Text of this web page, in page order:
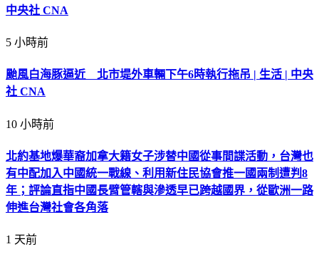
中央社 CNA
5 小時前
颱風白海豚逼近 北市堤外車輛下午6時執行拖吊 | 生活 | 中央
社 CNA
10 小時前
北約基地爆華裔加拿大籍女子涉替中國從事間諜活動，台灣也
有中配加入中國統一戰線、利用新住民協會推一國兩制遭判8
年；評論直指中國長臂管轄與滲透早已跨越國界，從歐洲一路
伸進台灣社會各角落
1 天前